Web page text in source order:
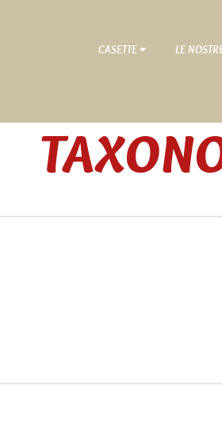
CASETTE LE